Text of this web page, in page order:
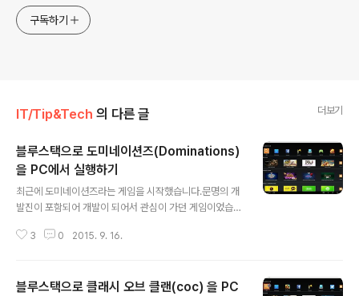
구독하기
IT/Tip&Tech 의 다른 글 더보기
블루스택으로 도미네이션즈(Dominations)
을 PC에서 실행하기
최근에 도미네이션즈라는 게임을 시작했습니다.문명의 개
발진이 포함되어 개발이 되어서 관심이 가던 게임이었습니
울 정도로 유사합니다.그 덕분에 COC를 한다면 아주 쉽게
서 출시된 게임으로 개념을 차용한 것으로 보입니다.먼저
3 0 2015. 9. 16.
블루스택으로 클래시 오브 클랜(coc) 을 PC